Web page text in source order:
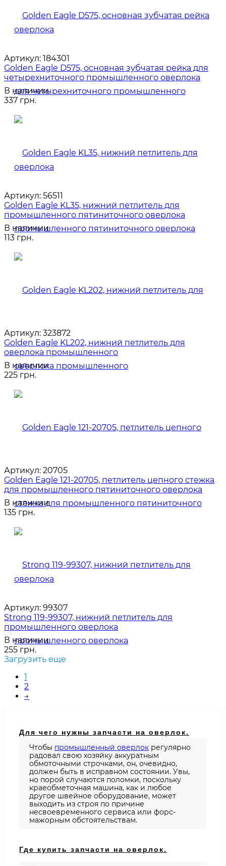
Артикул: 184301
Golden Eagle D575, основная зубчатая рейка для
четырехниточного промышленного оверлока
В наличии
337 грн.
Артикул: 56511
Golden Eagle KL35, нижний петлитель для
промышленного пятиниточного оверлока
В наличии
113 грн.
Артикул: 323872
Golden Eagle KL202, нижний петлитель для
оверлока промышленного
В наличии
225 грн.
Артикул: 20705
Golden Eagle 121-20705, петлитель цепного стежка
для промышленного пятиниточного оверлока
В наличии
135 грн.
Артикул: 99307
Strong 119-99307, нижний петлитель для
промышленного оверлока
В наличии
255 грн.
Загрузить еще
1
2
→
Для чего нужны запчасти на оверлок.
Чтобы промышленный оверлок регулярно
радовал свою хозяйку аккуратным
обмоточными строчками, он, очевидно,
должен быть в исправном состоянии. Увы,
но порой случаются поломки, поскольку
краеобметочная машина, как и любое
другое швейное оборудование, может
выходить из строя по причине
несвоевременного сервиса или форс-
мажорным обстоятельствам.
Где купить запчасти на оверлок.